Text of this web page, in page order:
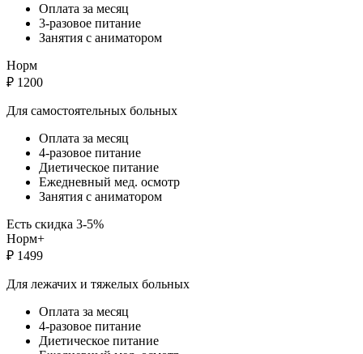
Оплата за месяц
3-разовое питание
Занятия с аниматором
Норм
₽ 1200
Для самостоятельных больных
Оплата за месяц
4-разовое питание
Диетическое питание
Ежедневный мед. осмотр
Занятия с аниматором
Есть скидка 3-5%
Норм+
₽ 1499
Для лежачих и тяжелых больных
Оплата за месяц
4-разовое питание
Диетическое питание